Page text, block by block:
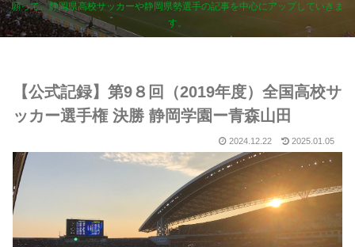
願って、静岡県高校サッカーや静岡県勢選手の記事を中心にアップしていきま
す。
【公式記録】第9８回（2019年度）全国高校サ
ッカー選手権 決勝 静岡学園ー青森山田
2024.12.22 2025.01.05